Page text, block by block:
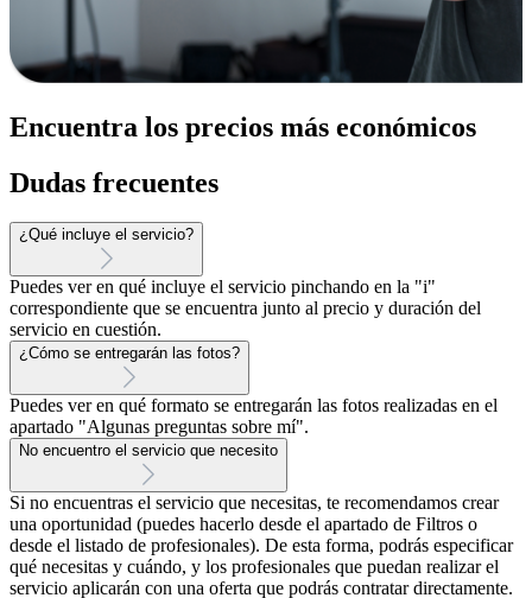
Encuentra los precios más económicos
Dudas frecuentes
¿Qué incluye el servicio?
Puedes ver en qué incluye el servicio pinchando en la "i"
correspondiente que se encuentra junto al precio y duración del
servicio en cuestión.
¿Cómo se entregarán las fotos?
Puedes ver en qué formato se entregarán las fotos realizadas en el
apartado "Algunas preguntas sobre mí".
No encuentro el servicio que necesito
Si no encuentras el servicio que necesitas, te recomendamos crear
una oportunidad (puedes hacerlo desde el apartado de Filtros o
desde el listado de profesionales). De esta forma, podrás especificar
qué necesitas y cuándo, y los profesionales que puedan realizar el
servicio aplicarán con una oferta que podrás contratar directamente.